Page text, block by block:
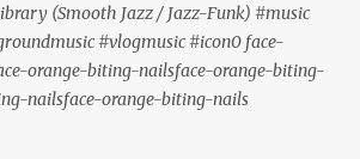
(Smooth Jazz / Jazz-Funk) #music
#vlogmusic #icon0 face-
orange-biting-nailsface-orange-biting-
nailsface-orange-biting-nails